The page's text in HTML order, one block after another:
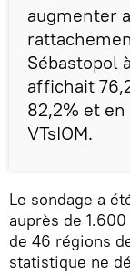
augmenter
Sébastopol
affichait
82,2% et
VTsIOM.
Le sondage a
auprès de
de 46 régions
statistique ne